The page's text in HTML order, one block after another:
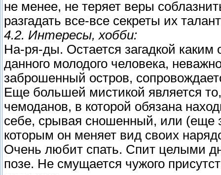
не менее, не теряет веры
разгадать все-все секреты их
4.2. Интересы, хобби:
На-ря-ды. Остается загадкой
данного молодого человека,
заброшенный остров,
Еще большей мистикой является
чемоданов, в которой обязана
себе, срывая сношенный, или (еще
которым он меняет вид своих
Очень любит спать. Спит целыми
позе. Не смущается чужого